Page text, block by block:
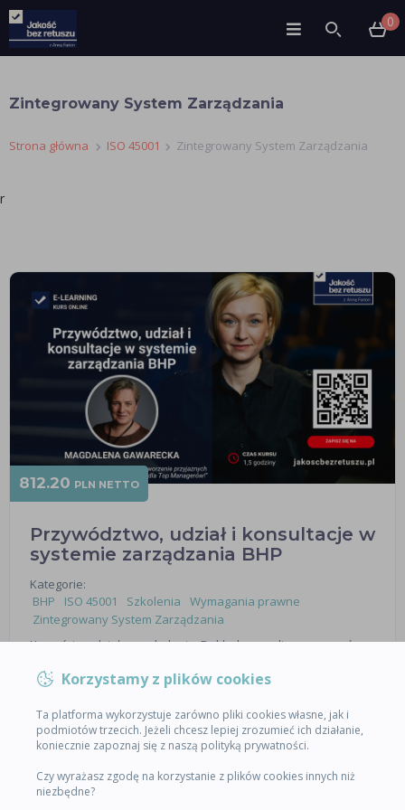
0
Zintegrowany System Zarządzania
Strona główna ISO 45001 Zintegrowany System Zarządzania
r
Przywództwo, udział i konsultacje w
systemie zarządzania BHP
Kategorie:
BHP
ISO 45001 Szkolenia
Wymagania prawne
Zintegrowany System Zarządzania
Korzyści z udziału w szkoleniu: Dokładna analiza wymagań
pracowników w kształtowaniu systemu zarządzania BHP i
zasad prowadzenia konsultacji Powiązanie ww. wymagań z
wymaganiami…
812.20 PLN NETTO
SPRZEDAŻ WYŁĄCZONA
Korzystamy z plików cookies
Ta platforma wykorzystuje zarówno pliki cookies własne, jak i
podmiotów trzecich. Jeżeli chcesz lepiej zrozumieć ich działanie,
koniecznie zapoznaj się z naszą polityką prywatności.
Czy wyrażasz zgodę na korzystanie z plików cookies innych niż
niezbędne?